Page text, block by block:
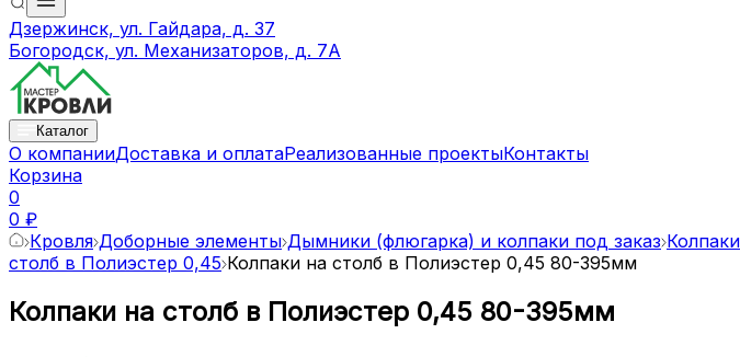
Дзержинск, ул. Гайдара, д. 37
Богородск, ул. Механизаторов, д. 7А
Каталог
О компанииДоставка и оплатаРеализованные проектыКонтакты
Корзина
0
0 ₽
Кровля Доборные элементы Дымники (флюгарка) и колпаки под заказ
столб в Полиэстер 0,45 Колпаки на столб в Полиэстер 0,45 80-395мм
Колпаки на столб в Полиэстер 0,45 80-395мм